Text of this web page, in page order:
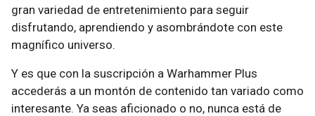
gran variedad de entretenimiento para seguir
disfrutando, aprendiendo y asombrándote con este
magnífico universo.
Y es que con la suscripción a Warhammer Plus
accederás a un montón de contenido tan variado como
interesante. Ya seas aficionado o no, nunca está de